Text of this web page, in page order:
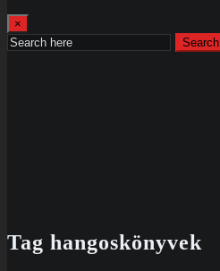
×
Search
Tag hangoskönyvek